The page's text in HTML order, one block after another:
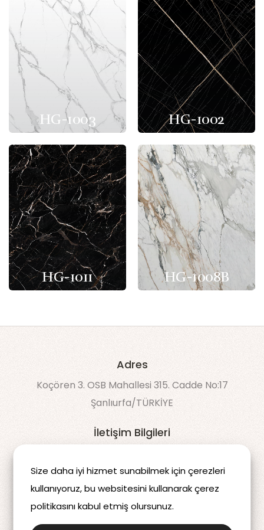
Size daha iyi hizmet sunabilmek için çerezleri
kullanıyoruz, bu websitesini kullanarak çerez
politikasını kabul etmiş olursunuz.
HG-1003 HG-1002
HG-1011 HG-1008B
Adres
Koçören 3. OSB Mahallesi 315. Cadde No:17
Şanlıurfa/TÜRKİYE
İletişim Bilgileri
info@decomdis.com